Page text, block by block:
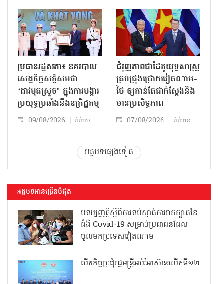
ប្រធានរដ្ឋសភា៖ នគរបាល
សេដ្ឋកិច្ចសក្តិសមជា
“ដាវមុតស្រួច” ក្នុងការបង្ការ
ប្រយុទ្ធប្រឆាំងនឹងឧក្រិដ្ឋកម្ម
09/08/2026 ព័ត៌មាន
ជំរុញភាពជាដៃគូយុទ្ធសាស្ត្រ
គ្រប់ជ្រុងជ្រោយវៀតណាម-
ថៃ ឲ្យកាន់តែជាក់ស្ដែងនិង
មានប្រសិទ្ធភាព
07/08/2026 ព័ត៌មាន
អត្ថបទផ្សេងទៀត
អត្ថបទអានច្រើនបំផុត
បទប្បញ្ញត្តិស្តីពីការទប់ស្កាត់ការរាតត្បាតនៃ
ជំងឺ Covid-19 សម្រាប់ប្រជាជនដែល
ចូលមកប្រទេសវៀតណាម
បើកកិច្ចប្រជុំរដ្ឋមន្ត្រីអប់រំអាស៊ានលើកទី១២